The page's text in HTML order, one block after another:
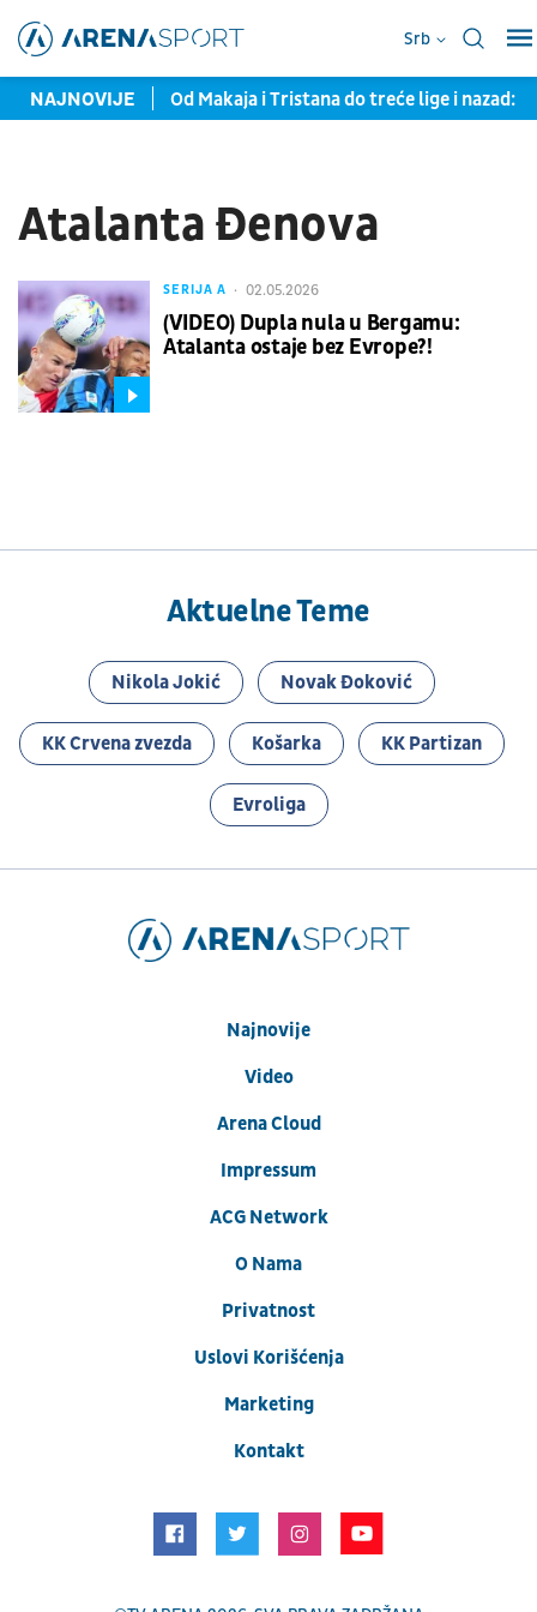
Srb
NAJNOVIJE
faktorima Od Makaja i Tristana do treće lige i nazad:
Atalanta Đenova
SERIJA A 02.05.2026
(VIDEO) Dupla nula u Bergamu:
Atalanta ostaje bez Evrope?!
Aktuelne Teme
Nikola Jokić Novak Đoković
KK Crvena zvezda Košarka KK Partizan
Evroliga
Najnovije
Video
Arena Cloud
Impressum
ACG Network
O Nama
Privatnost
Uslovi Korišćenja
Marketing
Kontakt